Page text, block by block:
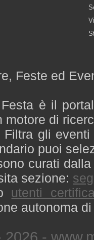
Feste ed
è il
motore di
Filtra gli
puoi
curati
sezione:
utenti
autonoma